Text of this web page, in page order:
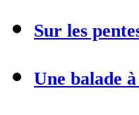
Sur les
Une balade